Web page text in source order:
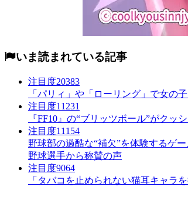
いま読まれている記事
注目度20383
「パリィ」や「ローリング」で女の
注目度11231
『FF10』の“ブリッツボール”がク
注目度11154
野球部の過酷な“補欠”を体験するゲ
野球選手から称賛の声
注目度9064
「タバコを止められない猫耳キャラ